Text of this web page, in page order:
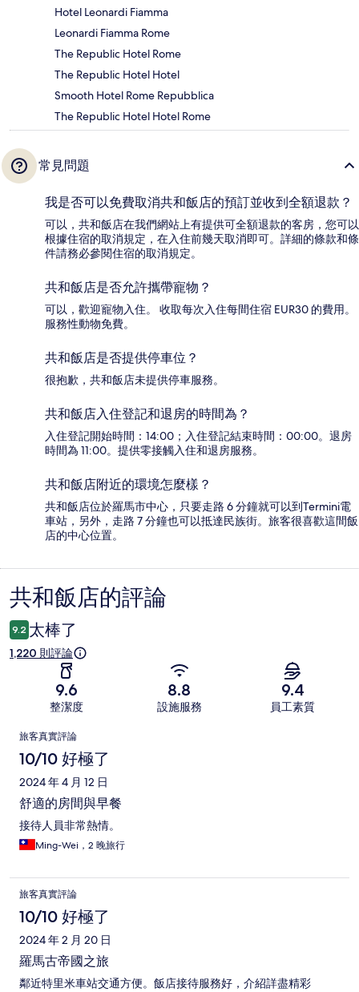
Hotel Leonardi Fiamma
Leonardi Fiamma Rome
The Republic Hotel Rome
The Republic Hotel Hotel
Smooth Hotel Rome Repubblica
The Republic Hotel Hotel Rome
常見問題
我是否可以免費取消共和飯店的預訂並收到全額退款？
可以，共和飯店在我們網站上有提供可全額退款的客房，您可以
根據住宿的取消規定，在入住前幾天取消即可。詳細的條款和條
件請務必參閱住宿的取消規定。
共和飯店是否允許攜帶寵物？
可以，歡迎寵物入住。 收取每次入住每間住宿 EUR30 的費用。
服務性動物免費。
共和飯店是否提供停車位？
很抱歉，共和飯店未提供停車服務。
共和飯店入住登記和退房的時間為？
入住登記開始時間：14:00；入住登記結束時間：00:00。退房
時間為 11:00。提供零接觸入住和退房服務。
共和飯店附近的環境怎麼樣？
共和飯店位於羅馬市中心，只要走路 6 分鐘就可以到Termini電
車站，另外，走路 7 分鐘也可以抵達民族街。旅客很喜歡這間飯
店的中心位置。
評
論
共和飯店的評論
9.2 太棒了
1,220 則評論
9.6
整潔度
8.8
設施服務
9.4
員工素質
評
論
旅客真實評論
10/10 好極了
2024 年 4 月 12 日
舒適的房間與早餐
接待人員非常熱情。
Ming-Wei，2 晚旅行
旅客真實評論
10/10 好極了
2024 年 2 月 20 日
羅馬古帝國之旅
鄰近特里米車站交通方便。飯店接待服務好，介紹詳盡精彩